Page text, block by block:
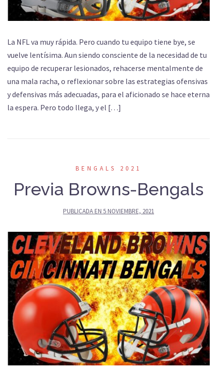
La NFL va muy rápida. Pero cuando tu equipo tiene bye, se
vuelve lentísima. Aun siendo consciente de la necesidad de tu
equipo de recuperar lesionados, rehacerse mentalmente de
una mala racha, o reflexionar sobre las estrategias ofensivas
y defensivas más adecuadas, para el aficionado se hace eterna
la espera. Pero todo llega, y el […]
BENGALS 2021
Previa Browns-Bengals
PUBLICADA EN 5 NOVIEMBRE, 2021